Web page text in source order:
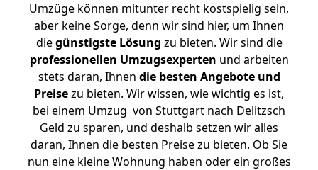
Umzüge können mitunter recht kostspielig sein,
aber keine Sorge, denn wir sind hier, um Ihnen
diegünstigste Lösung zu bieten. Wir sind die
professionellen Umzugsexperten und arbeiten
stets daran, Ihnen die besten Angebote und
Preisezu bieten. Wir wissen, wie wichtig es ist,
bei einem Umzug von Stuttgart nach Delitzsch
Geld zu sparen, und deshalb setzen wir alles
daran, Ihnen die besten Preise zu bieten. Ob Sie
nun eine kleine Wohnung haben oder ein großes